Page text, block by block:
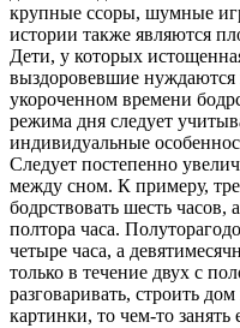
крупные ссоры, шумные
истории также являются
Дети, у которых
выздоровевшие
укороченном времени
режима дня следует
индивидуальные
Следует постепенно
между сном. К примеру,
бодрствовать шесть часов,
полтора часа.
четыре часа, а
только в течение двух с
разговаривать, строить
картинки, то чем-то занять